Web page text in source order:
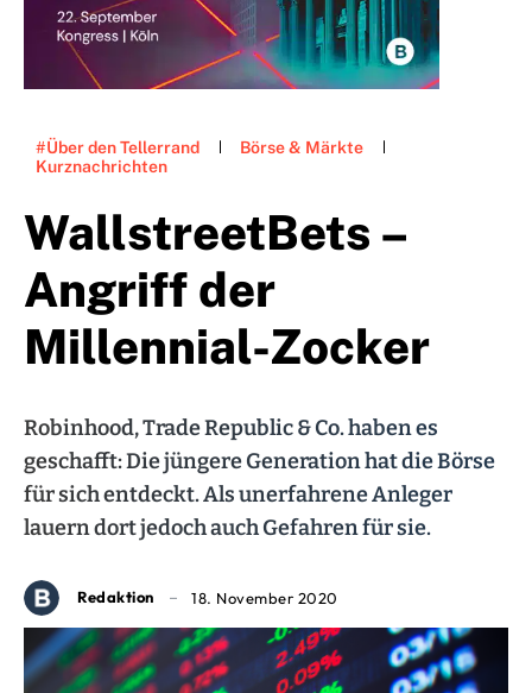
#Über den Tellerrand
Börse & Märkte
Kurznachrichten
WallstreetBets –
Angriff der
Millennial-Zocker
Robinhood, Trade Republic & Co. haben es
geschafft: Die jüngere Generation hat die Börse
für sich entdeckt. Als unerfahrene Anleger
lauern dort jedoch auch Gefahren für sie.
Redaktion 18. November 2020